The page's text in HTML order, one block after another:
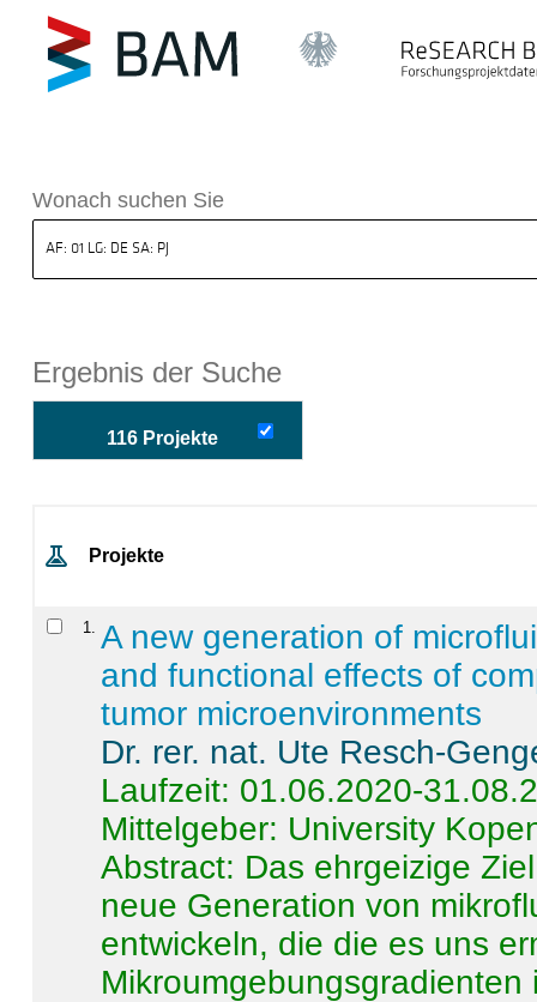
BAM
Wonach suchen Sie
Ergebnis der Suche
116 Projekte
Projekte
1
A new generation of
and functional effects of
tumor microenvironments
Dr. rer. nat. Ute Resch-
Laufzeit: 01.06.2020-
Mittelgeber: University
Abstract: Das ehrgeizige
neue Generation von
entwickeln, die die es uns
Mikroumgebungsgradienten